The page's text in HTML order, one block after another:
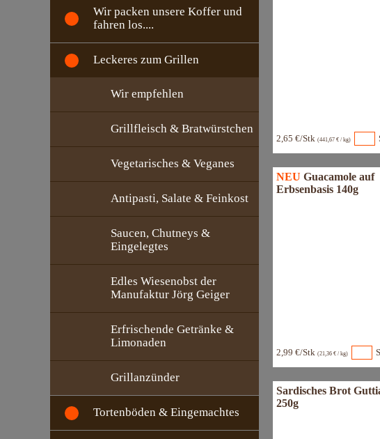
Wir packen unsere Koffer und
fahren los....
Leckeres zum Grillen
Wir empfehlen
Grillfleisch & Bratwürstchen
Vegetarisches & Veganes
Antipasti, Salate & Feinkost
Saucen, Chutneys &
Eingelegtes
Edles Wiesenobst der
Manufaktur Jörg Geiger
Erfrischende Getränke &
Limonaden
Grillanzünder
Tortenböden & Eingemachtes
2,65 €/Stk (441,67 € / kg)
NEU Guacamole auf
Erbsenbasis 140g
2,99 €/Stk (21,36 € / kg)
Sardisches Brot
250g